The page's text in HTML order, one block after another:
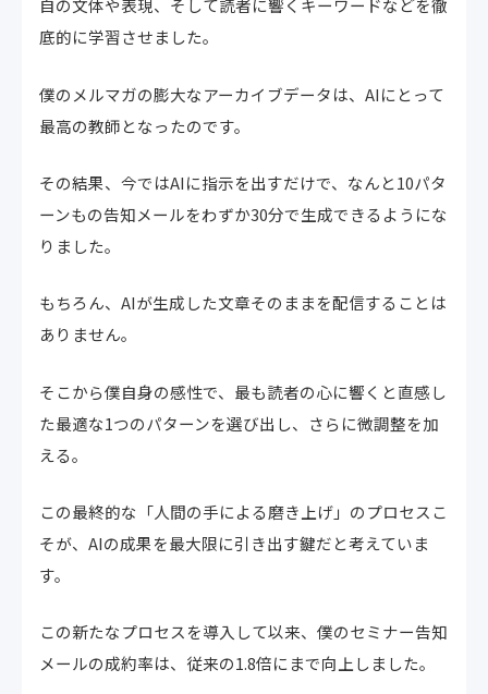
自の文体や表現、そして読者に響くキーワードなどを徹
底的に学習させました。
僕のメルマガの膨大なアーカイブデータは、AIにとって
最高の教師となったのです。
その結果、今ではAIに指示を出すだけで、なんと10パタ
ーンもの告知メールをわずか30分で生成できるようにな
りました。
もちろん、AIが生成した文章そのままを配信することは
ありません。
そこから僕自身の感性で、最も読者の心に響くと直感し
た最適な1つのパターンを選び出し、さらに微調整を加
える。
この最終的な「人間の手による磨き上げ」のプロセスこ
そが、AIの成果を最大限に引き出す鍵だと考えていま
す。
この新たなプロセスを導入して以来、僕のセミナー告知
メールの成約率は、従来の1.8倍にまで向上しました。